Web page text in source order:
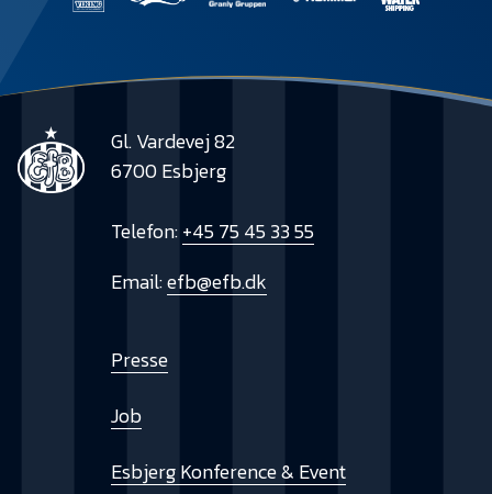
Gl. Vardevej 82
6700 Esbjerg
Telefon:+45 75 45 33 55
Email:efb@efb.dk
Presse
Job
Esbjerg Konference & Event